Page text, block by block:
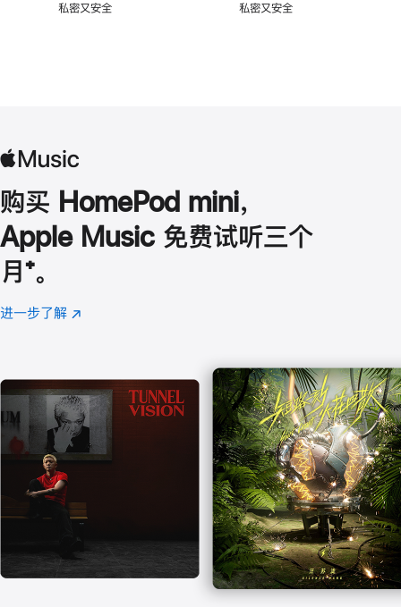
私密又安全 私密又安全
购买 HomePod mini，
Apple Music 免费试听三个
月 脚
注
⁺。
进一步了解 Apple
(在
口
中
打
开)